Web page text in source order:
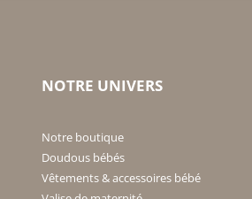
NOTRE UNIVERS
Notre boutique
Doudous bébés
Vêtements & accessoires bébé